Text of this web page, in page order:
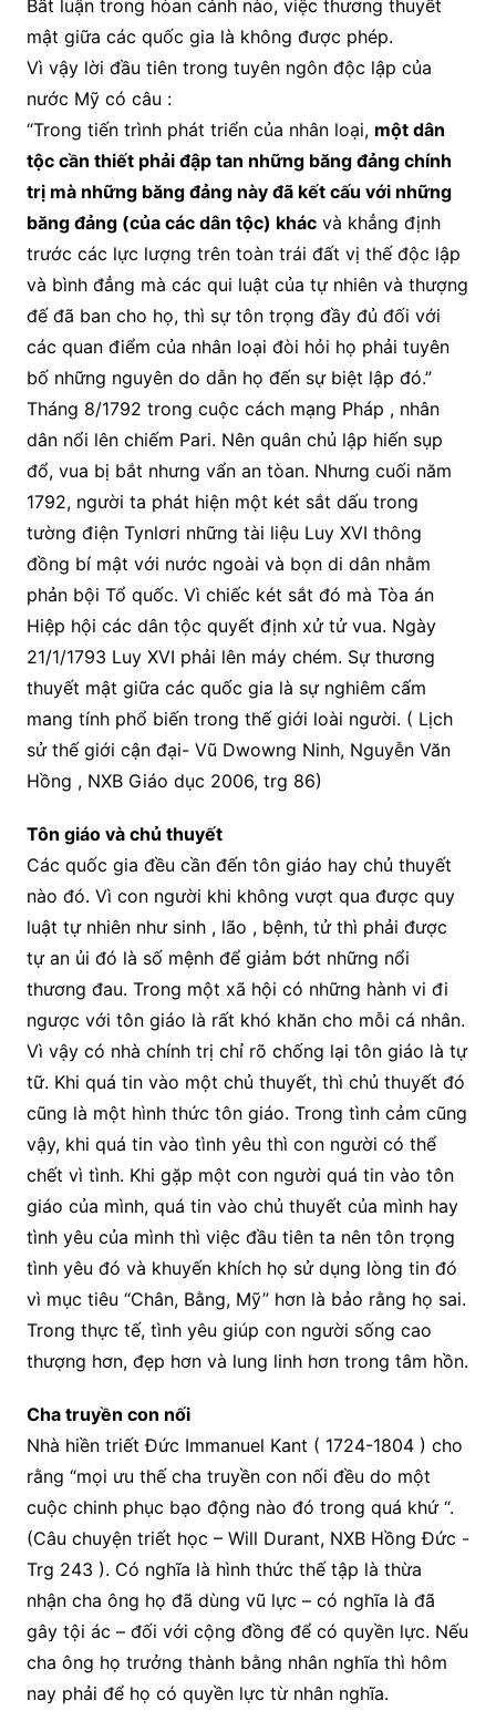
Bất luận trong hòan cảnh nào, việc thương thuyết
mật giữa các quốc gia là không được phép.
Vì vậy lời đầu tiên trong tuyên ngôn độc lập của
nước Mỹ có câu :
“Trong tiến trình phát triển của nhân loại, một dân
tộc cần thiết phải đập tan những băng đảng chính
trị mà những băng đảng này đã kết cấu với những
băng đảng (của các dân tộc) khácvà khẳng định
trước các lực lượng trên toàn trái đất vị thế độc lập
và bình đẳng mà các qui luật của tự nhiên và thượng
đế đã ban cho họ, thì sự tôn trọng đầy đủ đối với
các quan điểm của nhân loại đòi hỏi họ phải tuyên
bố những nguyên do dẫn họ đến sự biệt lập đó.”
Tháng 8/1792 trong cuộc cách mạng Pháp , nhân
dân nổi lên chiếm Pari. Nên quân chủ lập hiến sụp
đổ, vua bị bắt nhưng vẩn an tòan. Nhưng cuối năm
1792, người ta phát hiện một két sắt dấu trong
tường điện Tynlơri những tài liệu Luy XVI thông
đồng bí mật với nước ngoài và bọn di dân nhằm
phản bội Tổ quốc. Vì chiếc két sắt đó mà Tòa án
Hiệp hội các dân tộc quyết định xử tử vua. Ngày
21/1/1793 Luy XVI phải lên máy chém. Sự thương
thuyết mật giữa các quốc gia là sự nghiêm cấm
mang tính phổ biến trong thế giới loài người. ( Lịch
sử thế giới cận đại- Vũ Dwowng Ninh, Nguyễn Văn
Hồng , NXB Giáo dục 2006, trg 86)
Tôn giáo và chủ thuyết
Các quốc gia đều cần đến tôn giáo hay chủ thuyết
nào đó. Vì con người khi không vượt qua được quy
luật tự nhiên như sinh , lão , bệnh, tử thì phải được
tự an ủi đó là số mệnh để giảm bớt những nổi
thương đau. Trong một xã hội có những hành vi đi
ngược với tôn giáo là rất khó khăn cho mỗi cá nhân.
Vì vậy có nhà chính trị chỉ rõ chống lại tôn giáo là tự
tữ. Khi quá tin vào một chủ thuyết, thì chủ thuyết đó
cũng là một hình thức tôn giáo. Trong tình cảm cũng
vậy, khi quá tin vào tình yêu thì con người có thể
chết vì tình. Khi gặp một con người quá tin vào tôn
giáo của mình, quá tin vào chủ thuyết của mình hay
tình yêu của mình thì việc đầu tiên ta nên tôn trọng
tình yêu đó và khuyến khích họ sử dụng lòng tin đó
vì mục tiêu “Chân, Bằng, Mỹ” hơn là bảo rằng họ sai.
Trong thực tế, tình yêu giúp con người sống cao
thượng hơn, đẹp hơn và lung linh hơn trong tâm hồn.
Cha truyền con nối
Nhà hiền triết Đức Immanuel Kant ( 1724-1804 ) cho
rằng “mọi ưu thế cha truyền con nối đều do một
cuộc chinh phục bạo động nào đó trong quá khứ “.
(Câu chuyện triết học – Will Durant, NXB Hồng Đức -
Trg 243 ). Có nghĩa là hình thức thế tập là thừa
nhận cha ông họ đã dùng vũ lực – có nghĩa là đã
gây tội ác – đối với cộng đồng để có quyền lực. Nếu
cha ông họ trưởng thành bằng nhân nghĩa thì hôm
nay phải để họ có quyền lực từ nhân nghĩa.